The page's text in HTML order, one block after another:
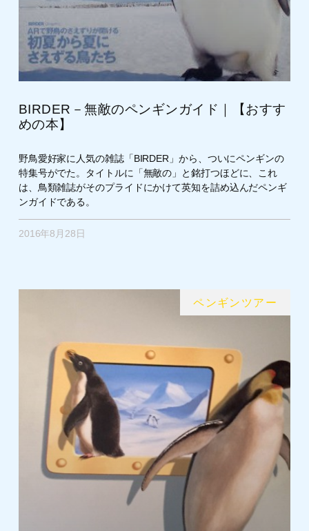
BIRDER－無敵のペンギンガイド｜【おすす
めの本】
野鳥愛好家に人気の雑誌「BIRDER」から、ついにペンギンの
特集号がでた。タイトルに「無敵の」と銘打つほどに、これ
は、鳥類雑誌がそのプライドにかけて英知を詰め込んだペンギ
ンガイドである。
2016年8月28日
ペンギンツアー